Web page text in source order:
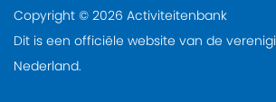
Copyright © 2026 Activiteitenbank
Dit is een officiële website van de
Nederland.